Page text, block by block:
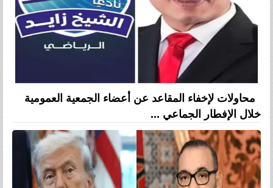
محاولات لإخفاء المقاعد عن أعضاء الجمعية العمومية
خلال الإفطار الجماعي ...